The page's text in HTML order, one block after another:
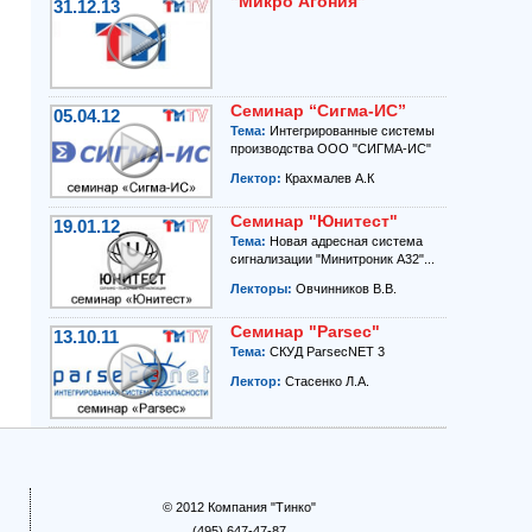
31.12.13
05.04.12 Семинар “Сигма-ИС”
Тема: Интегрированные системы
производства ООО "СИГМА-ИС"
Лектор: Крахмалев А.К
19.01.12 Семинар "Юнитест"
Тема: Новая адресная система
сигнализации "Минитроник А32"...
Лекторы: Овчинников В.В.
13.10.11 Семинар "Parsec"
Тема: СКУД ParsecNET 3
Лектор: Стасенко Л.А.
© 2012 Компания "Тинко"